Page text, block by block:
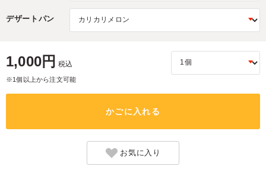
デザートパン
1,000円 税込
※1個以上から注文可能
かごに入れる
お気に入り